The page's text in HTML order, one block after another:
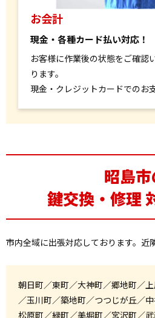
お会計
現金・各種カード払い対応！
お客様に作業後の状態をご確認
ります。
現金・クレジットカードでのお
昭島市
鍵交換・修理
市内全域に出張対応しております。近
朝日町／東町／大神町／郷地町／
／玉川町／築地町／つつじが丘／
松原町／緑町／美堀町／宮沢町／